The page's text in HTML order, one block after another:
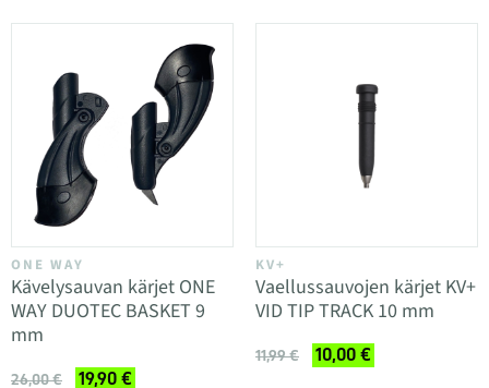
ONE WAY
Kävelysauvan kärjet ONE
WAY DUOTEC BASKET 9
mm
26,00 € 19,90 €
KV+
Vaellussauvojen kärjet KV+
VID TIP TRACK 10 mm
11,99 € 10,00 €